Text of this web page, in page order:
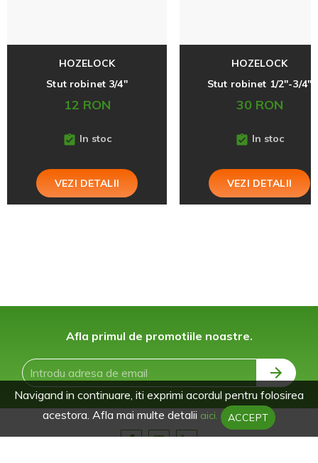
HOZELOCK
Stut robinet 3/4"
12 RON
In stoc
VEZI DETALII
HOZELOCK
Stut robinet 1/2''-3/4''
30 RON
In stoc
VEZI DETALII
Afla primul de promotiile noastre.
Navigand in continuare, iti exprimi acordul pentru folosirea
acestora. Afla mai multe detalii aici. ACCEPT